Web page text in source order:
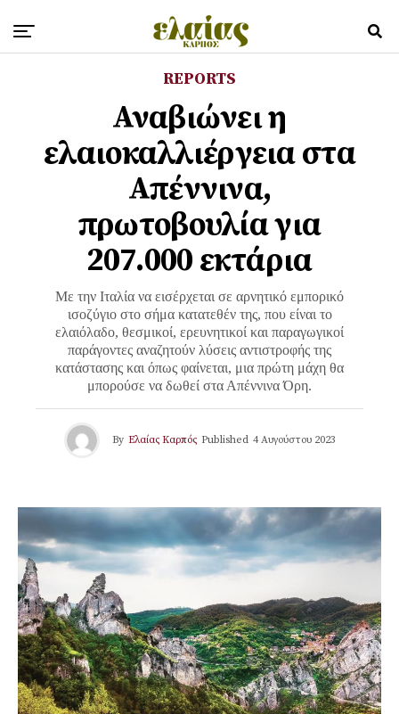
REPORTS
Αναβιώνει η
ελαιοκαλλιέργεια στα
Απέννινα,
πρωτοβουλία για
207.000 εκτάρια
Με την Ιταλία να εισέρχεται σε αρνητικό εμπορικό
ισοζύγιο στο σήμα κατατεθέν της, που είναι το
ελαιόλαδο, θεσμικοί, ερευνητικοί και παραγωγικοί
παράγοντες αναζητούν λύσεις αντιστροφής της
κατάστασης και όπως φαίνεται, μια πρώτη μάχη θα
μπορούσε να δωθεί στα Απέννινα Όρη.
By Ελαίας Καρπός Published 4 Αυγούστου 2023